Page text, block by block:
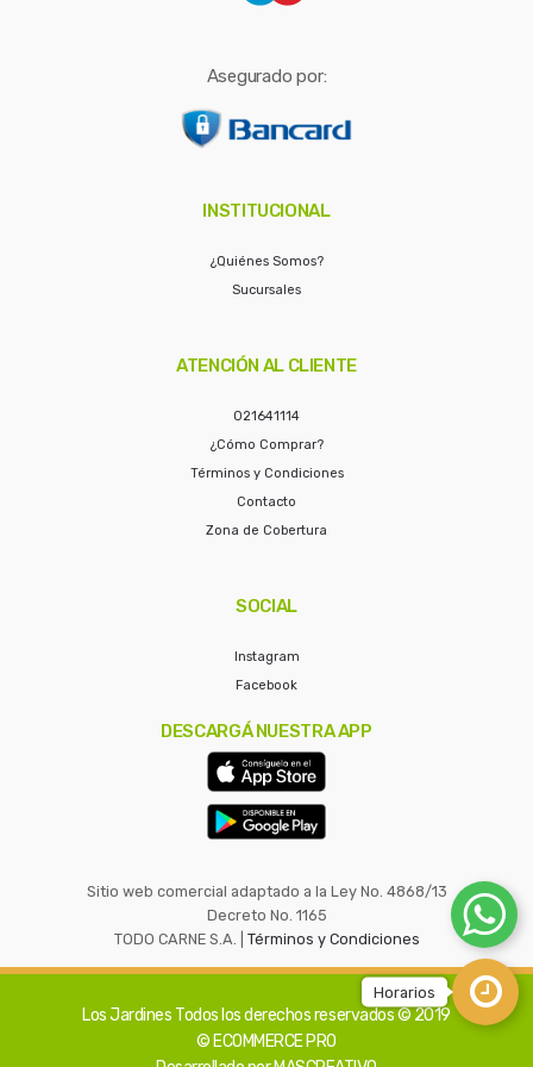
Asegurado por:
INSTITUCIONAL
¿Quiénes Somos?
Sucursales
ATENCIÓN AL CLIENTE
021641114
¿Cómo Comprar?
Términos y Condiciones
Contacto
Zona de Cobertura
SOCIAL
Instagram
Facebook
DESCARGÁ NUESTRA APP
Sitio web comercial adaptado a la Ley No. 4868/13
Decreto No. 1165
TODO CARNE S.A. | Términos y Condiciones
Los Jardines Todos los derechos reservados © 2019
© ECOMMERCE PRO